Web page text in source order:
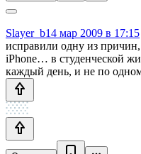
Slayer_b14 мар 2009 в 17:15
исправили одну из
iPhone… в студенческой
каждый день, и не по